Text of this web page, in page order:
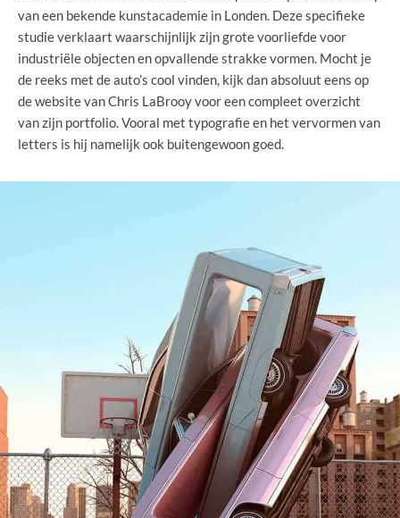
van een bekende kunstacademie in Londen. Deze specifieke
studie verklaart waarschijnlijk zijn grote voorliefde voor
industriële objecten en opvallende strakke vormen. Mocht je
de reeks met de auto’s cool vinden, kijk dan absoluut eens op
de website van Chris LaBrooy voor een compleet overzicht
van zijn portfolio. Vooral met typografie en het vervormen van
letters is hij namelijk ook buitengewoon goed.